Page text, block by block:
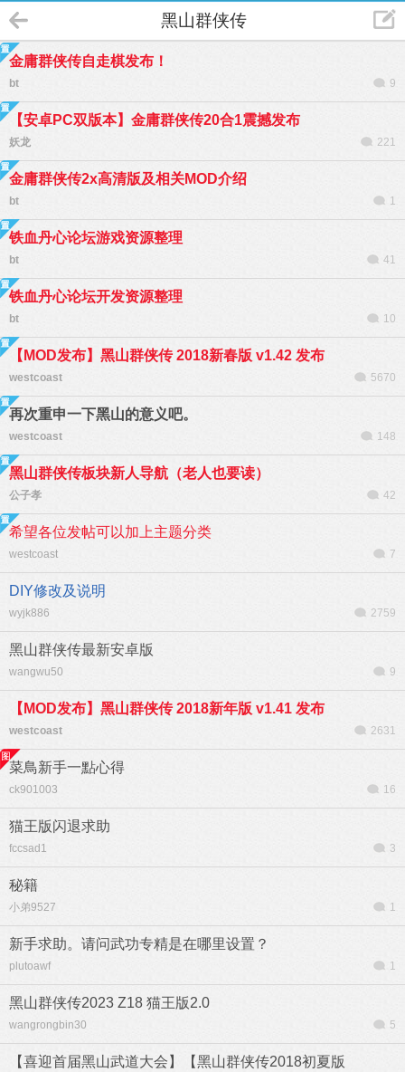
黑山群侠传
金庸群侠传自走棋发布！
bt 9
【安卓PC双版本】金庸群侠传20合1震撼发布
妖龙 221
金庸群侠传2x高清版及相关MOD介绍
bt 1
铁血丹心论坛游戏资源整理
bt 41
铁血丹心论坛开发资源整理
bt 10
【MOD发布】黑山群侠传 2018新春版 v1.42 发布
westcoast 5670
再次重申一下黑山的意义吧。
westcoast 148
黑山群侠传板块新人导航（老人也要读）
公子孝 42
希望各位发帖可以加上主题分类
westcoast 7
DIY修改及说明
wyjk886 2759
黑山群侠传最新安卓版
wangwu50 9
【MOD发布】黑山群侠传 2018新年版 v1.41 发布
westcoast 2631
菜鳥新手一點心得
ck901003 16
猫王版闪退求助
fccsad1 3
秘籍
小弟9527 1
新手求助。请问武功专精是在哪里设置？
plutoawf 1
黑山群侠传2023 Z18 猫王版2.0
wangrongbin30 5
【喜迎首届黑山武道大会】【黑山群侠传2018初夏版